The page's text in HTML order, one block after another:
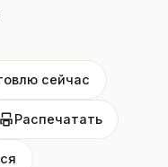
сейчас
Распечатать